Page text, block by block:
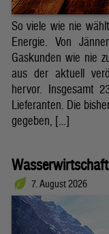
So viele wie nie
Energie. Von
Gaskunden wie nie
aus der aktuell
hervor. Insgesamt
Lieferanten. Die
gegeben, […]
7. August 2026